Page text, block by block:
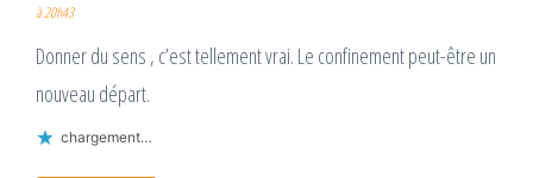
à 20h43
Donner du sens , c’est tellement vrai. Le confinement peut-être un
nouveau départ.
chargement…